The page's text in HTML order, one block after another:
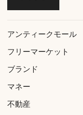
アンティークモール
フリーマーケット
ブランド
マネー
不動産